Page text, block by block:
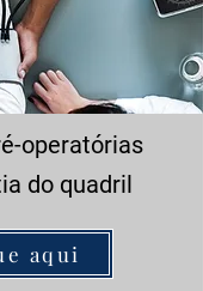
operatórias
do quadril
aqui